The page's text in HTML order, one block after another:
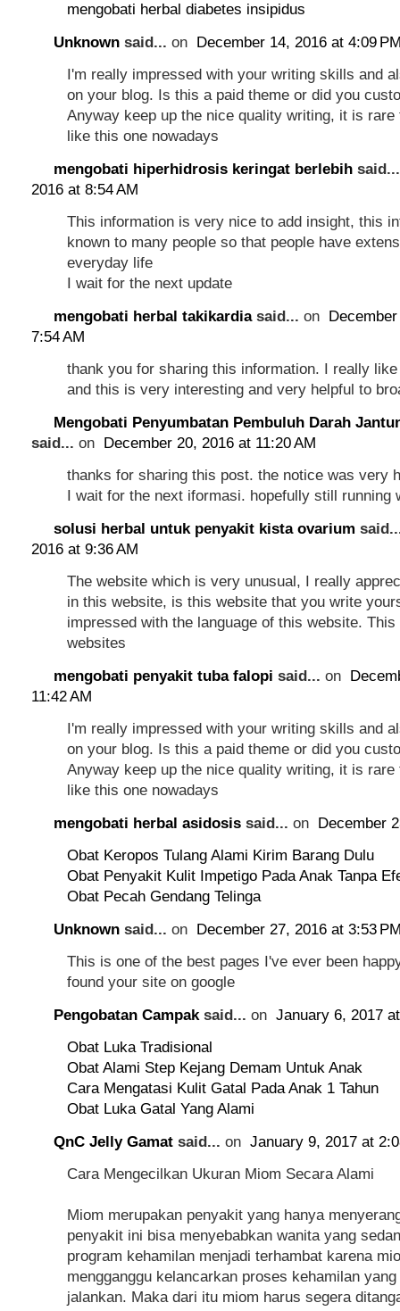
mengobati herbal diabetes insipidus
Unknown said... on December 14, 2016 at 4:09
I'm really impressed with your writing skills and
on your blog. Is this a paid theme or did you
Anyway keep up the nice quality writing, it is rare
like this one nowadays
mengobati hiperhidrosis keringat berlebih
2016 at 8:54 AM
This information is very nice to add insight, this
known to many people so that people have
everyday life
I wait for the next update
mengobati herbal takikardiasaid... on
7:54 AM
thank you for sharing this information. I really
and this is very interesting and very helpful to
Mengobati Penyumbatan Pembuluh Darah
said... on December 20, 2016 at 11:20 AM
thanks for sharing this post. the notice was very
I wait for the next iformasi. hopefully still running
solusi herbal untuk penyakit kista ovarium
2016 at 9:36 AM
The website which is very unusual, I really
in this website, is this website that you write
impressed with the language of this website.
websites
mengobati penyakit tuba falopi said... on
11:42 AM
I'm really impressed with your writing skills and
on your blog. Is this a paid theme or did you
Anyway keep up the nice quality writing, it is rare
like this one nowadays
mengobati herbal asidosis said... on December
Obat Keropos Tulang Alami Kirim Barang Dulu
Obat Penyakit Kulit Impetigo Pada Anak Tanpa
Obat Pecah Gendang Telinga
Unknown said... on December 27, 2016 at 3:53
This is one of the best pages I've ever been
found your site on google
Pengobatan Campak said... on January 6, 2017
Obat Luka Tradisional
Obat Alami Step Kejang Demam Untuk Anak
Cara Mengatasi Kulit Gatal Pada Anak 1 Tahun
Obat Luka Gatal Yang Alami
QnC Jelly Gamat said... on January 9, 2017 at
Cara Mengecilkan Ukuran Miom Secara Alami
Miom merupakan penyakit yang hanya
penyakit ini bisa menyebabkan wanita yang
program kehamilan menjadi terhambat karena
mengganggu kelancarkan proses kehamilan yang
jalankan. Maka dari itu miom harus segera